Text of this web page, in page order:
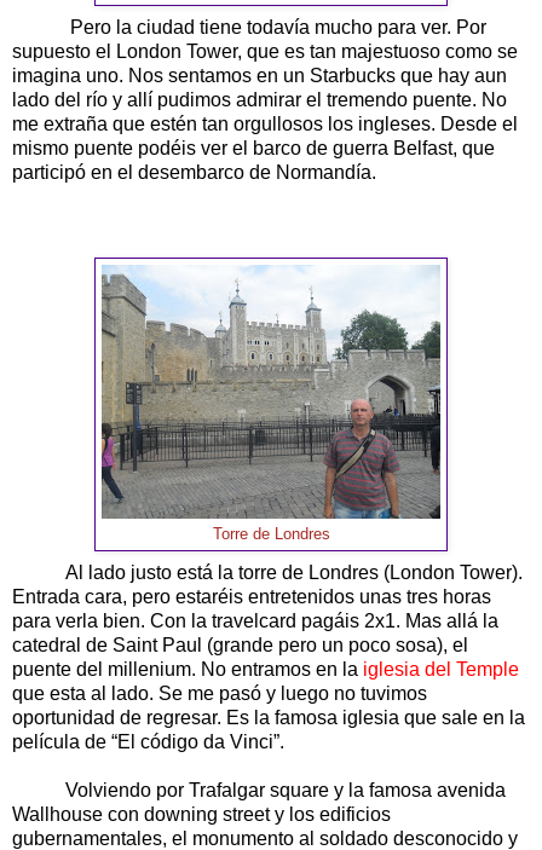
Pero la ciudad tiene todavía mucho para ver. Por
supuesto el London Tower, que es tan majestuoso como se
imagina uno. Nos sentamos en un Starbucks que hay aun
lado del río y allí pudimos admirar el tremendo puente. No
me extraña que estén tan orgullosos los ingleses. Desde el
mismo puente podéis ver el barco de guerra Belfast, que
participó en el desembarco de Normandía.
Torre de Londres
Al lado justo está la torre de Londres (London Tower).
Entrada cara, pero estaréis entretenidos unas tres horas
para verla bien. Con la travelcard pagáis 2x1. Mas allá la
catedral de Saint Paul (grande pero un poco sosa), el
puente del millenium. No entramos en la iglesia del Temple
que esta al lado. Se me pasó y luego no tuvimos
oportunidad de regresar. Es la famosa iglesia que sale en la
película de “El código da Vinci”.
Volviendo por Trafalgar square y la famosa avenida
Wallhouse con downing street y los edificios
gubernamentales, el monumento al soldado desconocido y